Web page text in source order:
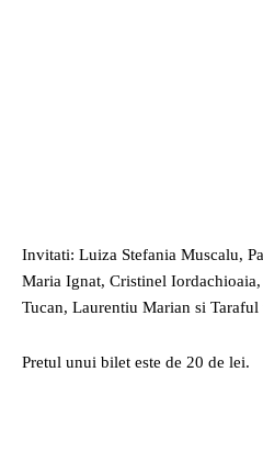
Invitati: Luiza Stefania Muscalu,
Maria Ignat, Cristinel
Tucan, Laurentiu Marian si Taraful
Pretul unui bilet este de 20 de lei.